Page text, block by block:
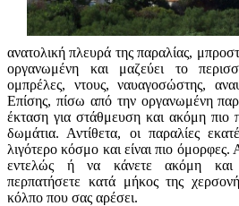
ανατολική πλευρά της παραλίας,
οργανωμένη και μαζεύει το
ομπρέλες, ντους, ναυαγοσώστης,
Επίσης, πίσω από την οργανωμένη
έκταση για στάθμευση και ακόμη πιο
δωμάτια. Αντίθετα, οι παραλίες
λιγότερο κόσμο και είναι πιο
εντελώς ή να κάνετε ακόμη και
περπατήσετε κατά μήκος της
κόλπο που σας αρέσει.